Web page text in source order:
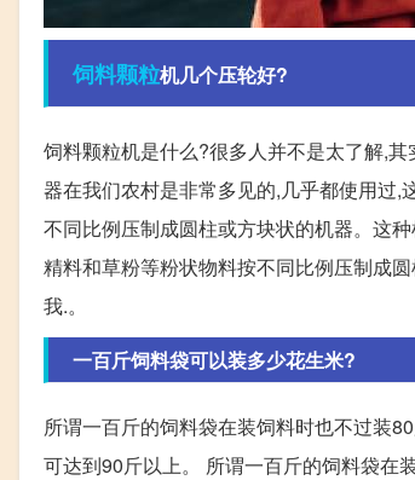
饲料颗粒机几个压轮好?
饲料颗粒机是什么?很多人并不是太了解,
器在我们农村是非常多见的,几乎都使用过,
不同比例压制成圆柱或方块状的机器。这
精料和草粉等粉状物料按不同比例压制成
我.。
一百斤饲料袋可以装多少花生米?
所谓一百斤的饲料袋在装饲料时也不过装
可达到90斤以上。 所谓一百斤的饲料袋在